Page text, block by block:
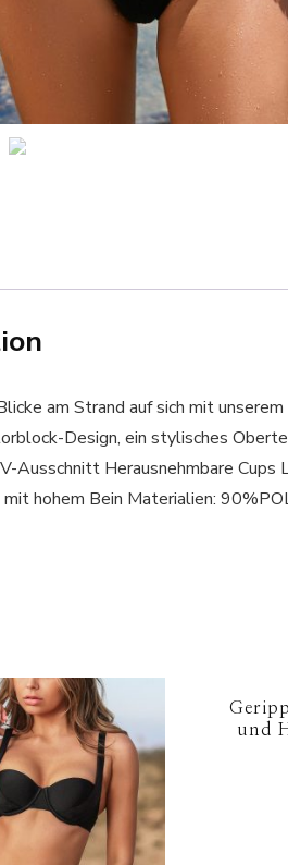
am Strand auf sich mit
Design, ein stylisches
Ausschnitt Herausnehmbare
hohem Bein Materialien:
und